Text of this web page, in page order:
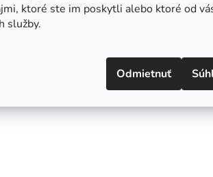
ktoré ste im poskytli alebo ktoré od
služby.
Odmietnuť